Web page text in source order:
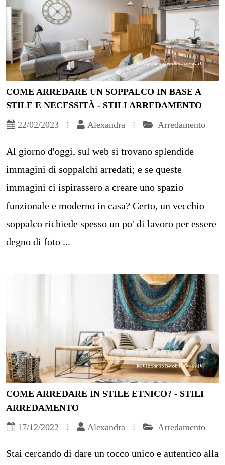
COME ARREDARE UN SOPPALCO IN BASE A
STILE E NECESSITÀ - STILI ARREDAMENTO
22/02/2023
Alexandra Arredamento
Al giorno d'oggi, sul web si trovano splendide
immagini di soppalchi arredati; e se queste
immagini ci ispirassero a creare uno spazio
funzionale e moderno in casa? Certo, un vecchio
soppalco richiede spesso un po' di lavoro per essere
degno di foto ...
COME ARREDARE IN STILE ETNICO? - STILI
ARREDAMENTO
17/12/2022
Alexandra Arredamento
Stai cercando di dare un tocco unico e autentico alla